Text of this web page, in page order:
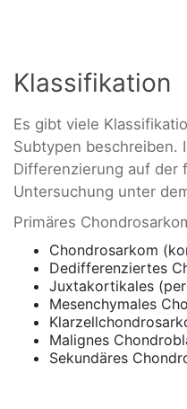
Klassifikation
Es gibt viele
Subtypen beschreiben.
Differenzierung auf der
Untersuchung unter
Primäres
Chondrosarkom
Dedifferenziertes
Juxtakortikales
Mesenchymales
Malignes
Sekundäres